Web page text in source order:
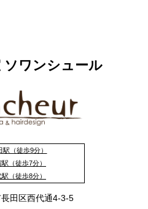
ソワンシュール
（徒歩9分）
（徒歩7分）
（徒歩8分）
田区西代通4-3-5